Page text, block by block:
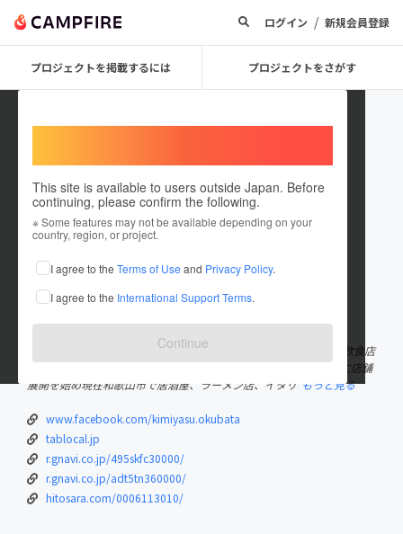
ログイン / 新規会員登録
プロジェクトを掲載するには プロジェクトをさがす
This site is available to users outside Japan. Before
continuing, please confirm the following.
※ Some features may not be available depending on your
country, region, or project.
I agree to the Terms of Use and Privacy Policy.
I agree to the International Support Terms.
Continue
Kimiyasu Okubata
これまでに34回支援して2件のプロジェクトを投稿しています
在住国：日本 現在地：和歌山県
出身国：日本 出身地：和歌山県
和歌山県和歌山市出身 １９７７年３月生まれ ２３歳より独立し飲食店
を開業５年前より「飲食業から始めるまちづくり」をコンセプトに店舗
展開を始め現在和歌山市で居酒屋、ラーメン店、イタリ もっと見る
www.facebook.com/kimiyasu.okubata
tablocal.jp
r.gnavi.co.jp/495skfc30000/
r.gnavi.co.jp/adt5tn360000/
hitosara.com/0006113010/